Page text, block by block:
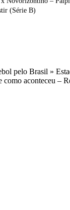
(Série B)
pelo Brasil »
aconteceu –